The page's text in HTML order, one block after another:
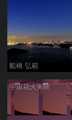
船橋 弘範
宇宙花火実験